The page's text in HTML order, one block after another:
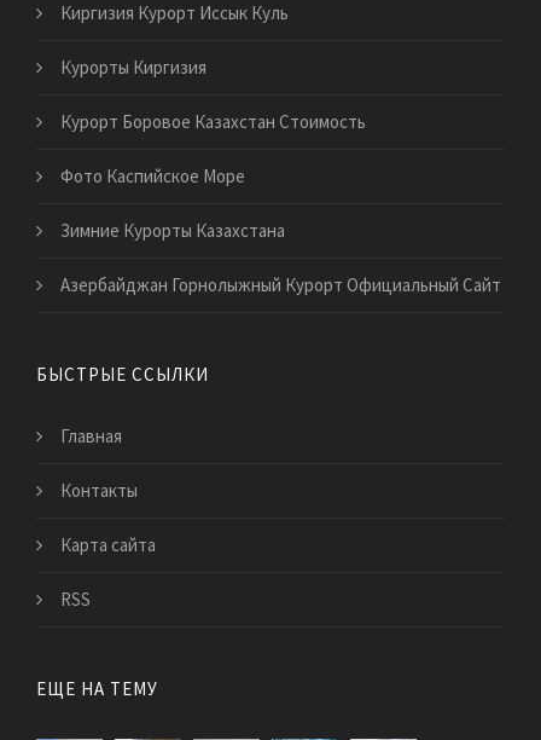
Киргизия Курорт Иссык Куль
Курорты Киргизия
Курорт Боровое Казахстан Стоимость
Фото Каспийское Море
Зимние Курорты Казахстана
Азербайджан Горнолыжный Курорт Официальный Сайт
БЫСТРЫЕ ССЫЛКИ
Главная
Контакты
Карта сайта
RSS
ЕЩЕ НА ТЕМУ